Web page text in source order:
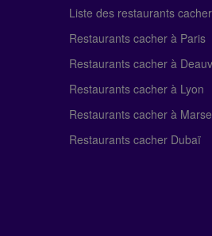
Liste des restaurants cacher
Restaurants cacher à Paris
Restaurants cacher à
Restaurants cacher à Lyon
Restaurants cacher à
Restaurants cacher Dubaï